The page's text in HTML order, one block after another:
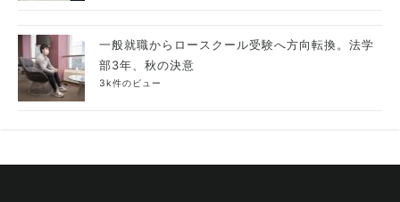
一般就職からロースクール受験へ方向転換。法学
部3年、秋の決意
3k件のビュー